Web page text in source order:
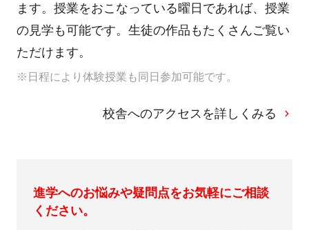
ます。授業をおこなっている曜日であれば、授業
の見学も可能です。生徒の作品もたくさんご覧い
ただけます。
※日程により体験授業も同日参加可能です。
校舎へのアクセスを詳しくみる
進学へのお悩みや疑問点をお気軽にご相談
ください。